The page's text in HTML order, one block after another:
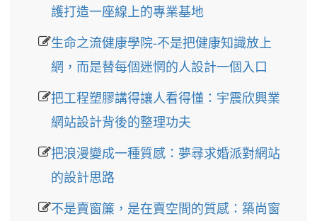
護打造一座線上的專業基地
生命之流健康學院-不是把健康知識放上
網，而是替每個迷惘的人設計一個入口
把工程塑膠講得讓人看得懂：宇震欣興業
網站設計背後的整理功夫
把浪漫變成一種質感：夢尋求婚派對網站
的設計思路
不是賣窗簾，是在賣空間的質感：築尚窗